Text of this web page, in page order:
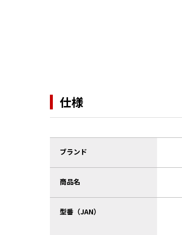
仕様
ブランド
商品名
型番（JAN）